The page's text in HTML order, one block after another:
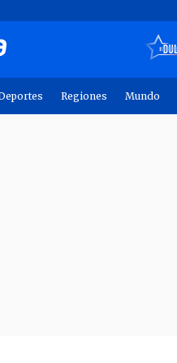
Regiones Mundo